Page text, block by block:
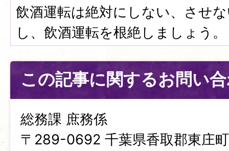
飲酒運転は絶対にしない、させ
し、飲酒運転を根絶しましょう。
この記事に関するお問い
総務課 庶務係
〒289-0692 千葉県香取郡東庄